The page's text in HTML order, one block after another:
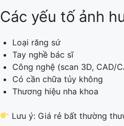
Các yếu tố ảnh
Loại răng sứ
Tay nghề bác sĩ
Công nghệ (scan 3D, CAD/
Có cần chữa tủy không
Thương hiệu nha khoa
Lưu ý: Giá rẻ bất thường